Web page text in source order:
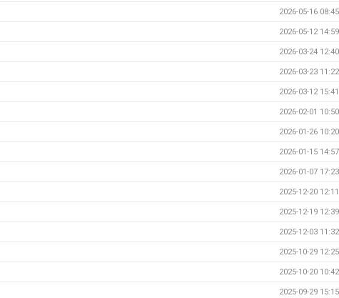
2026-05-16 08:45
2026-05-12 14:59
2026-03-24 12:40
2026-03-23 11:22
2026-03-12 15:41
2026-02-01 10:50
2026-01-26 10:20
2026-01-15 14:57
2026-01-07 17:23
2025-12-20 12:11
2025-12-19 12:39
2025-12-03 11:32
2025-10-29 12:25
2025-10-20 10:42
2025-09-29 15:15